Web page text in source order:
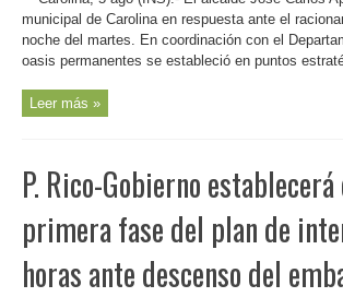
Alcalde
Aponte
pone
en
marcha
red
Carolina
municipal de Carolina en respuesta ante el
noche del martes. En coordinación con el
oasis permanentes se estableció en puntos
Leer más »
P. Rico-Gobierno
primera fase del plan de
horas ante descenso del